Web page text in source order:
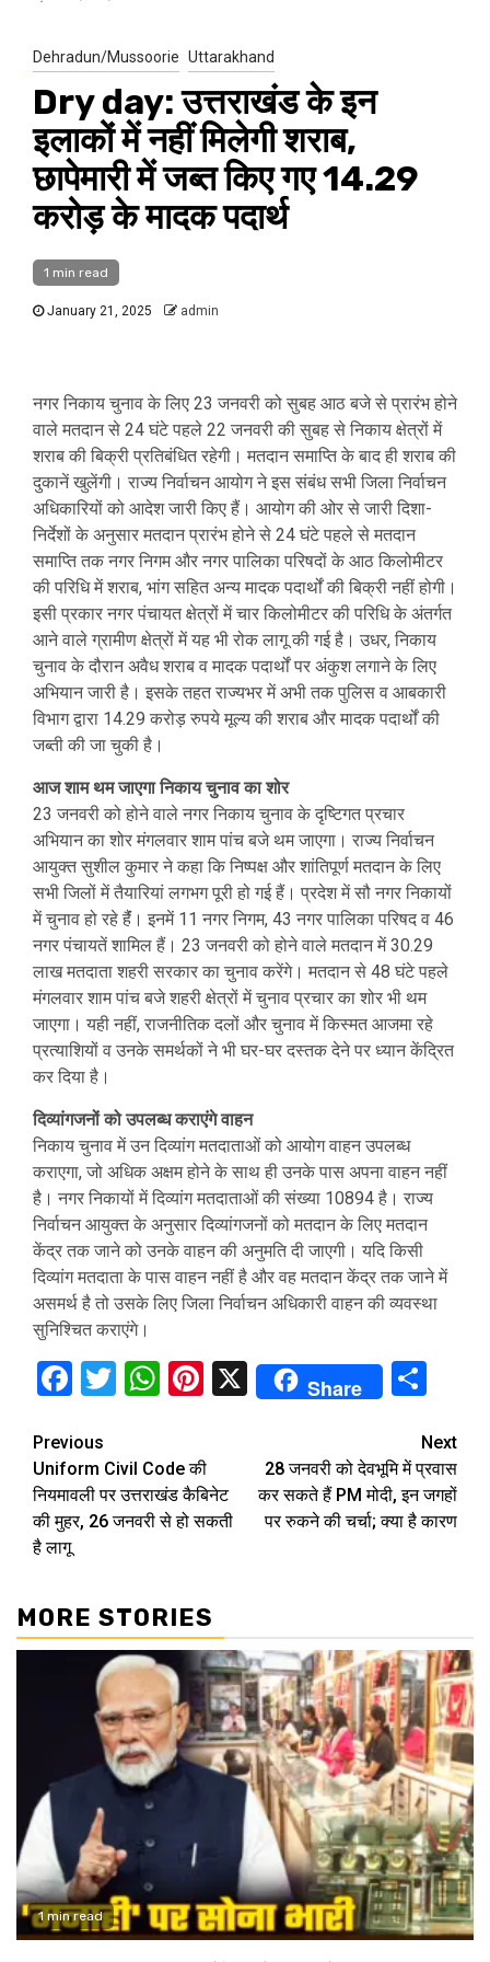
Dehradun/Mussoorie Uttarakhand
Dry day: उत्तराखंड के इन
इलाकों में नहीं मिलेगी शराब,
छापेमारी में जब्त किए गए 14.29
करोड़ के मादक पदार्थ
1 min read
January 21, 2025 admin
नगर निकाय चुनाव के लिए 23 जनवरी को सुबह आठ बजे से प्रारंभ होने
वाले मतदान से 24 घंटे पहले 22 जनवरी की सुबह से निकाय क्षेत्रों में
शराब की बिक्री प्रतिबंधित रहेगी। मतदान समाप्ति के बाद ही शराब की
दुकानें खुलेंगी। राज्य निर्वाचन आयोग ने इस संबंध सभी जिला निर्वाचन
अधिकारियों को आदेश जारी किए हैं। आयोग की ओर से जारी दिशा-
निर्देशों के अनुसार मतदान प्रारंभ होने से 24 घंटे पहले से मतदान
समाप्ति तक नगर निगम और नगर पालिका परिषदों के आठ किलोमीटर
की परिधि में शराब, भांग सहित अन्य मादक पदार्थों की बिक्री नहीं होगी।
इसी प्रकार नगर पंचायत क्षेत्रों में चार किलोमीटर की परिधि के अंतर्गत
आने वाले ग्रामीण क्षेत्रों में यह भी रोक लागू की गई है। उधर, निकाय
चुनाव के दौरान अवैध शराब व मादक पदार्थों पर अंकुश लगाने के लिए
अभियान जारी है। इसके तहत राज्यभर में अभी तक पुलिस व आबकारी
विभाग द्वारा 14.29 करोड़ रुपये मूल्य की शराब और मादक पदार्थों की
जब्ती की जा चुकी है।
आज शाम थम जाएगा निकाय चुनाव का शोर
23 जनवरी को होने वाले नगर निकाय चुनाव के दृष्टिगत प्रचार
अभियान का शोर मंगलवार शाम पांच बजे थम जाएगा। राज्य निर्वाचन
आयुक्त सुशील कुमार ने कहा कि निष्पक्ष और शांतिपूर्ण मतदान के लिए
सभी जिलों में तैयारियां लगभग पूरी हो गई हैं। प्रदेश में सौ नगर निकायों
में चुनाव हो रहे हैंं। इनमें 11 नगर निगम, 43 नगर पालिका परिषद व 46
नगर पंचायतें शामिल हैं। 23 जनवरी को होने वाले मतदान में 30.29
लाख मतदाता शहरी सरकार का चुनाव करेंगे। मतदान से 48 घंटे पहले
मंगलवार शाम पांच बजे शहरी क्षेत्रों में चुनाव प्रचार का शोर भी थम
जाएगा। यही नहीं, राजनीतिक दलों और चुनाव में किस्मत आजमा रहे
प्रत्याशियों व उनके समर्थकों ने भी घर-घर दस्तक देने पर ध्यान केंद्रित
कर दिया है।
दिव्यांगजनों को उपलब्ध कराएंगे वाहन
निकाय चुनाव में उन दिव्यांग मतदाताओं को आयोग वाहन उपलब्ध
कराएगा, जो अधिक अक्षम होने के साथ ही उनके पास अपना वाहन नहीं
है। नगर निकायों में दिव्यांग मतदाताओं की संख्या 10894 है। राज्य
निर्वाचन आयुक्त के अनुसार दिव्यांगजनों को मतदान के लिए मतदान
केंद्र तक जाने को उनके वाहन की अनुमति दी जाएगी। यदि किसी
दिव्यांग मतदाता के पास वाहन नहीं है और वह मतदान केंद्र तक जाने में
असमर्थ है तो उसके लिए जिला निर्वाचन अधिकारी वाहन की व्यवस्था
सुनिश्चित कराएंगे।
Facebook
Twitter
WhatsApp
Pinterest
X Share
Continue
Reading
Previous
Uniform Civil Code की
नियमावली पर उत्तराखंड कैबिनेट
की मुहर, 26 जनवरी से हो सकती
है लागू
Next
28 जनवरी को देवभूमि में प्रवास
कर सकते हैं PM मोदी, इन जगहों
पर रुकने की चर्चा; क्या है कारण
MORE STORIES
1 min read